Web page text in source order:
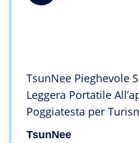
TsunNee Pieghevole
Leggera Portatile
Poggiatesta per
Piedi/Picnic/Spiaggia/
TsunNee